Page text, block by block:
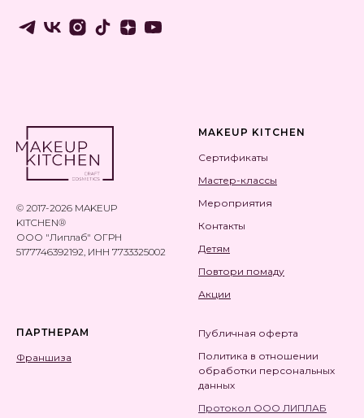
© 2017-2026 MAKEUP
KITCHEN®
ООО "Липлаб" ОГРН
5177746392192, ИНН 7733325002
MAKEUP KITCHEN
Сертификаты
Мастер-классы
Мероприятия
Контакты
Детям
Повтори помаду
Акции
ПАРТНЕРАМ
Франшиза
Публичная оферта
Политика в отношении
обработки персональных
данных
Протокол ООО ЛИПЛАБ